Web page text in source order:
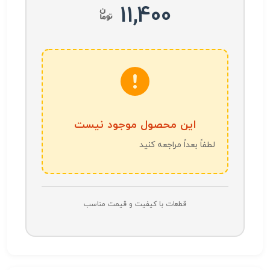
11,400
این محصول موجود نیست
لطفاً بعداً مراجعه کنید
قطعات با کیفیت و قیمت مناسب